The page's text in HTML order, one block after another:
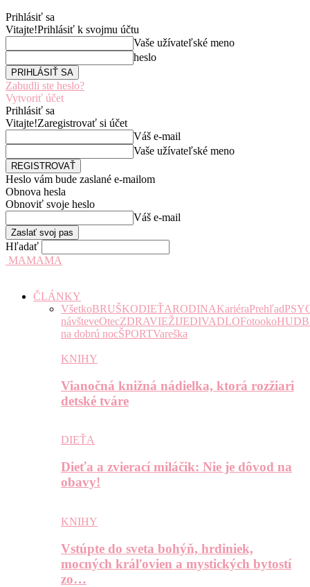
Prihlásiť sa
Vitajte!Prihlásiť k svojmu účtu
Vaše užívateľské meno
heslo
Zabudli ste heslo?
Vytvoriť účet
Prihlásiť sa
Vitajte!Zaregistrovať si účet
Váš e-mail
Vaše užívateľské meno
Heslo vám bude zaslané e-mailom
Obnova hesla
Obnoviť svoje heslo
Váš e-mail
Hľadať
MAMAMA
ČLÁNKY
VšetkoBRUŠKODIEŤARODINAKariéraPrehľad
návšteveOtecZDRAVIEŽIJEDIVADLOFotooko
na dobrú nocŠPORTVareška
KNIHY
Vianočná knižná nádielka, ktorá rozžiari
detské tváre
DIEŤA
Dieťa a zvierací miláčik: Nie je dôvod na
obavy!
KNIHY
Vstúpte do sveta bohýň, hrdiniek,
mocných kráľovien a mystických bytostí
zo…